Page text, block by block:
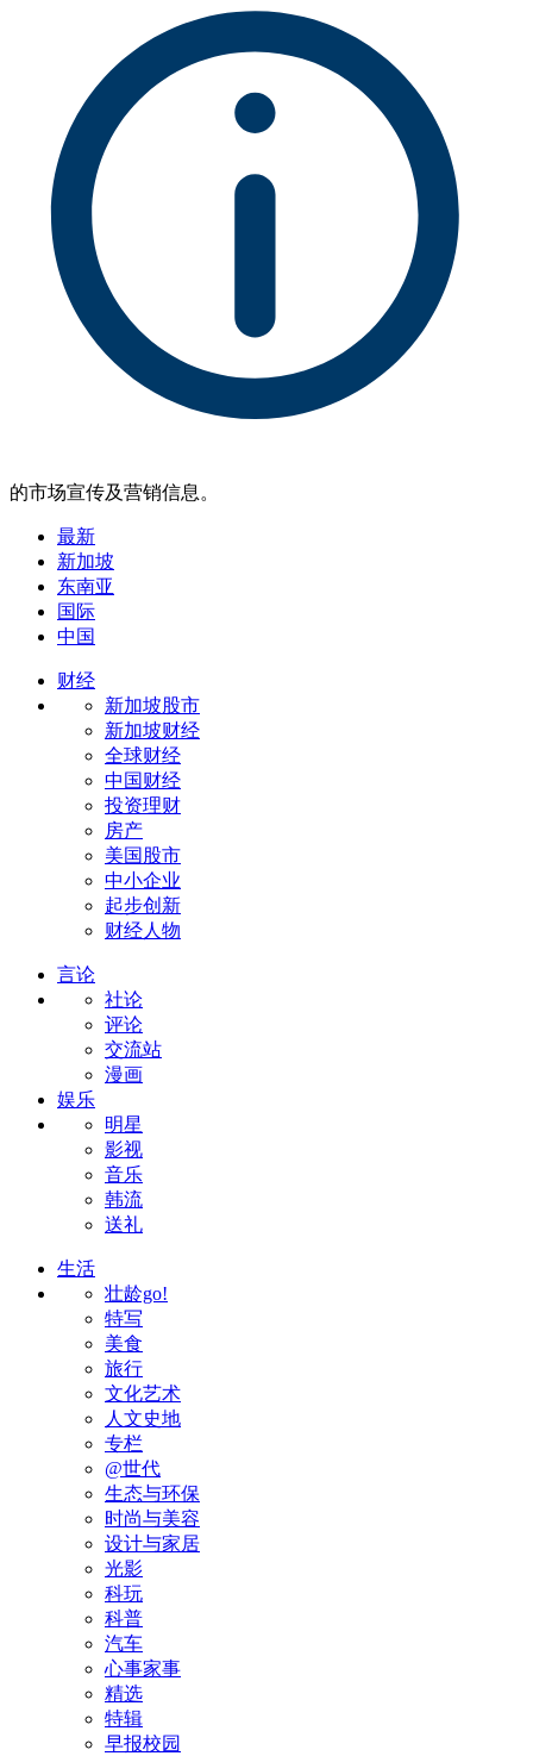
的市场宣传及营销信息。
最新
新加坡
东南亚
国际
中国
财经
新加坡股市
新加坡财经
全球财经
中国财经
投资理财
房产
美国股市
中小企业
起步创新
财经人物
言论
社论
评论
交流站
漫画
娱乐
明星
影视
音乐
韩流
送礼
生活
壮龄go!
特写
美食
旅行
文化艺术
人文史地
专栏
@世代
生态与环保
时尚与美容
设计与家居
光影
科玩
科普
汽车
心事家事
精选
特辑
早报校园